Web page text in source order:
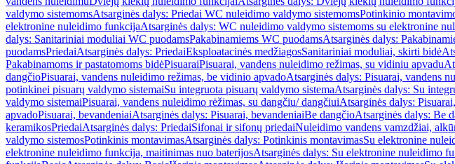
valdymo sistemomsAtsarginės dalys: Priedai WC nuleidimo valdymo sistemomsPotinkinio
elektronine nuleidimo funkcijaAtsarginės dalys: WC nuleidimo valdymo sistemoms su elektronine
dalys: Sanitariniai moduliai WC puodamsPakabinamiems WC puodamsAtsarginės dalys:
puodamsPriedaiAtsarginės dalys: PriedaiEksploatacinės medžiagosSanitariniai moduliai, skirti bidė
Pakabinamoms ir pastatomoms bidėPisuaraiPisuarai, vandens nuleidimo režimas, su vidiniu apvadu
dangčioPisuarai, vandens nuleidimo režimas, be vidinio apvadoAtsarginės dalys: Pisuarai, vandens
potinkinei pisuarų valdymo sistemaiSu integruota pisuarų valdymo sistemaAtsarginės dalys: Su
valdymo sistemaiPisuarai, vandens nuleidimo rėžimas, su dangčiu/ dangčiuiAtsarginės dalys:
apvadoPisuarai, bevandeniaiAtsarginės dalys: Pisuarai, bevandeniaiBe dangčioAtsarginės dalys: Be
keramikosPriedaiAtsarginės dalys: PriedaiSifonai ir sifonų priedaiNuleidimo vandens vamzdžiai,
valdymo sistemosPotinkinis montavimasAtsarginės dalys: Potinkinis montavimasSu elektronine
elektronine nuleidimo funkcija, maitinimas nuo baterijosAtsarginės dalys: Su elektronine nuleidimo